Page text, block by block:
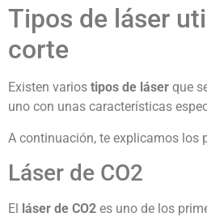
Tipos de láser
corte
Existen varios tipos de láser que
uno con unas características
A continuación, te explicamos los
Láser de CO2
El láser de CO2 es uno de los